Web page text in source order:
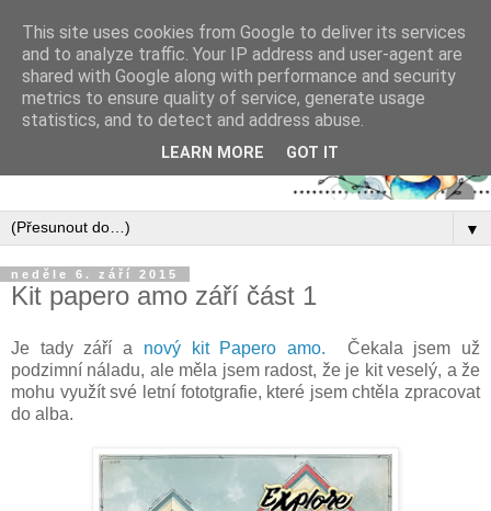
▼
neděle 6. září 2015
Kit papero amo září část 1
Je tady září a nový kit Papero amo. Čekala jsem už
podzimní náladu, ale měla jsem radost, že je kit veselý, a že
mohu využít své letní fototgrafie, které jsem chtěla zpracovat
do alba.
This site uses cookies from Google to deliver its services
and to analyze traffic. Your IP address and user-agent are
shared with Google along with performance and security
metrics to ensure quality of service, generate usage
statistics, and to detect and address abuse.
LEARN MORE GOT IT